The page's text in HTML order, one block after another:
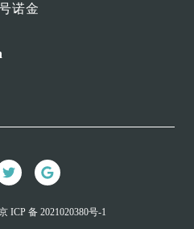
诺金
ICP 备 2021020380号-1